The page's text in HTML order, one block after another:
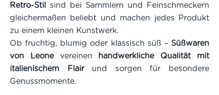
Retro-Stil sind bei Sammlern und Feinschmeckern
gleichermaßen beliebt und machen jedes Produkt
zu einem kleinen Kunstwerk.
Ob fruchtig, blumig oder klassisch süß – Süßwaren
von Leonevereinen handwerkliche Qualität mit
italienischem Flairund sorgen für besondere
Genussmomente.